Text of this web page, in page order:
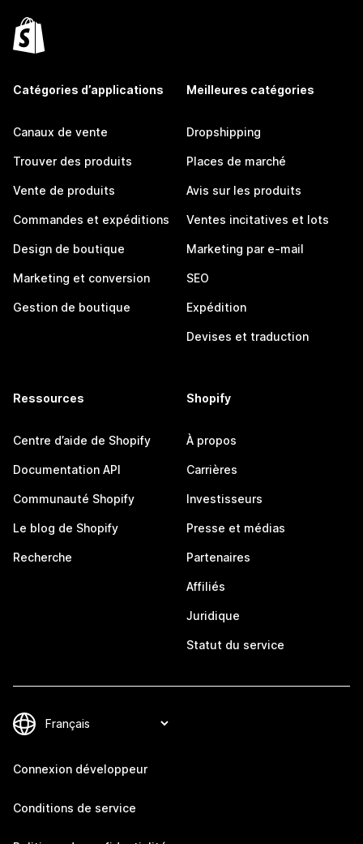
Catégories d’applications
Canaux de vente
Trouver des produits
Vente de produits
Commandes et expéditions
Design de boutique
Marketing et conversion
Gestion de boutique
Meilleures catégories
Dropshipping
Places de marché
Avis sur les produits
Ventes incitatives et lots
Marketing par e-mail
SEO
Expédition
Devises et traduction
Ressources
Centre d’aide de Shopify
Documentation API
Communauté Shopify
Le blog de Shopify
Recherche
Shopify
À propos
Carrières
Investisseurs
Presse et médias
Partenaires
Affiliés
Juridique
Statut du service
Connexion développeur
Conditions de service